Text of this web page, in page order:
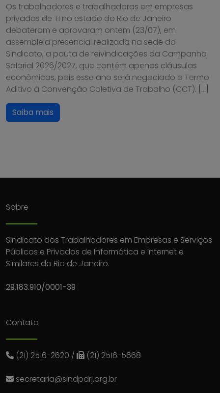
Os trabalhadores e trabalhadoras em empresas
privadas de TI no estado do Rio de Janeiro
debateram e aprovaram ontem (23/07), em
assembleia presencial realizada na sede do
Sindicato, a pauta de reivindicações da Campanha
Salarial 2026/2027, que contém apenas cláusulas
econômicas, pois esse ano será negociado o Termo
Aditivo à Convenção Coletiva de Trabalho (CCT). […]
Saiba mais
Sobre
Sindicato dos Trabalhadores em Empresas e Serviços
Públicos e Privados de Informática e Internet e
Similares do Rio de Janeiro.
29.183.910/0001-39
Contato
(21) 2516-2620 / (21) 2516-5668
secretaria@sindpdrj.org.br